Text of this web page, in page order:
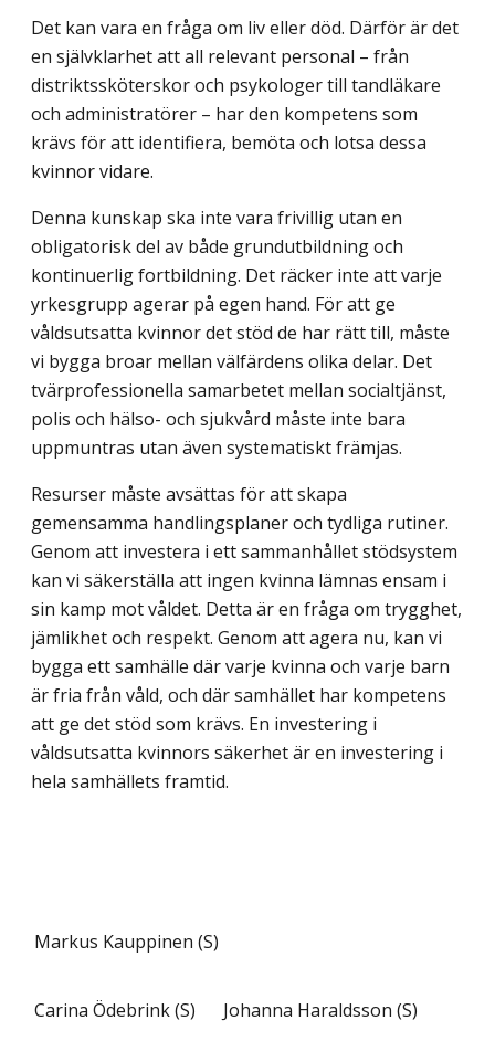
Det kan vara en fråga om liv eller död. Därför är det
en självklarhet att all relevant personal – från
distriktssköterskor och psykologer till tandläkare
och administratörer – har den kompetens som
krävs för att identifiera, bemöta och lotsa dessa
kvinnor vidare.
Denna kunskap ska inte vara frivillig utan en
obligatorisk del av både grund­utbildning och
kontinuerlig fortbildning. Det räcker inte att varje
yrkesgrupp agerar på egen hand. För att ge
våldsutsatta kvinnor det stöd de har rätt till, måste
vi bygga broar mellan välfärdens olika delar. Det
tvärprofessionella samarbetet mellan socialtjänst,
polis och hälso- och sjukvård måste inte bara
uppmuntras utan även systematiskt främjas.
Resurser måste avsättas för att skapa
gemensamma handlingsplaner och tydliga rutiner.
Genom att investera i ett sammanhållet stödsystem
kan vi säkerställa att ingen kvinna lämnas ensam i
sin kamp mot våldet. Detta är en fråga om trygghet,
jämlikhet och respekt. Genom att agera nu, kan vi
bygga ett samhälle där varje kvinna och varje barn
är fria från våld, och där samhället har kompetens
att ge det stöd som krävs. En investering i
våldsutsatta kvinnors säkerhet är en investering i
hela samhällets framtid.
Markus Kauppinen (S)
Carina Ödebrink (S) Johanna Haraldsson (S)